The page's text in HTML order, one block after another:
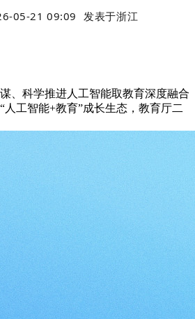
05-21 09:09 发表于浙江
科学推进人工智能取教育深度融合
人工智能+教育”成长生态，教育厅二